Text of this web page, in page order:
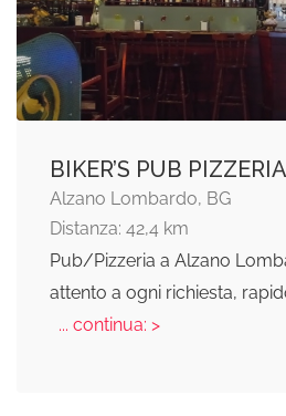
BIKER’S PUB PIZZERIA
Alzano Lombardo, BG
Distanza: 42,4 km
Pub/Pizzeria a Alzano
attento a ogni richiesta,
... continua: >